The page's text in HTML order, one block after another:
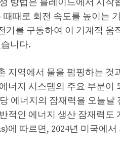
때때로 회전 속도를 높이는
기를 구동하여 이 기계적
니다.
지역에서 물을 펌핑하는
너지 시스템의 주요 부분
에너지의 잠재력을 오늘
적인 에너지 생산 잠재력
에 따르면, 2024년 미국에